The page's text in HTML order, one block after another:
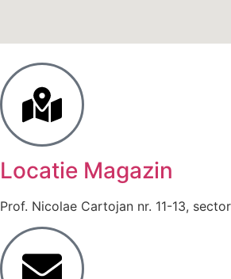
Locatie Magazin
Prof. Nicolae Cartojan nr. 11-13,